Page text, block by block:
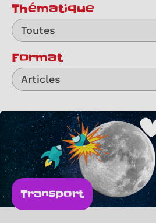
Thématique
Toutes
Format
Articles
Transport